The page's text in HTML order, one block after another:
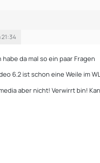
21:34
habe da mal so ein paar Fragen
6.2 ist schon eine Weile im
aber nicht! Verwirrt bin!